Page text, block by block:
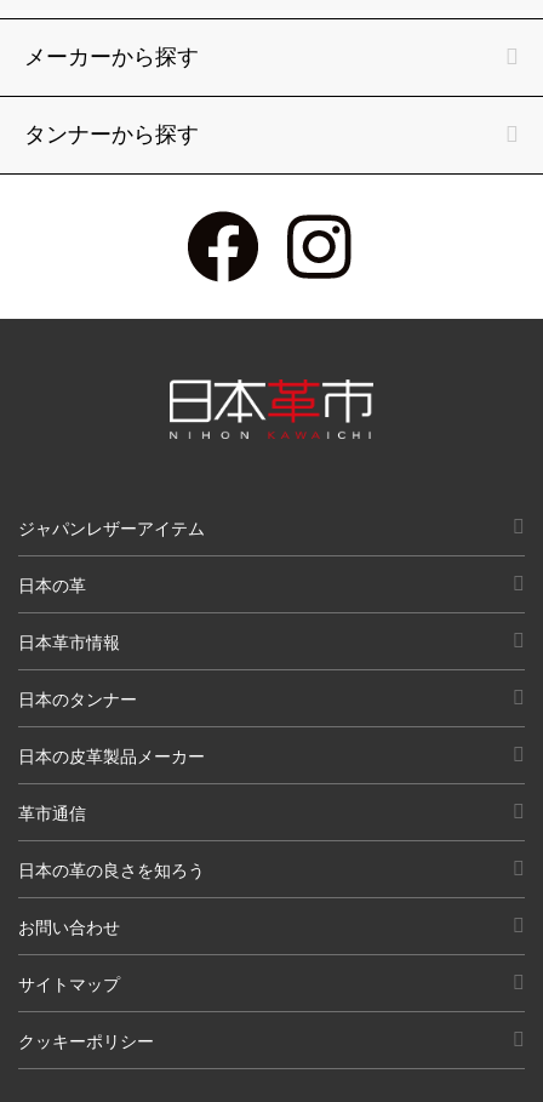
メーカーから探す
タンナーから探す
ジャパンレザーアイテム
日本の革
日本革市情報
日本のタンナー
日本の皮革製品メーカー
革市通信
日本の革の良さを知ろう
お問い合わせ
サイトマップ
クッキーポリシー